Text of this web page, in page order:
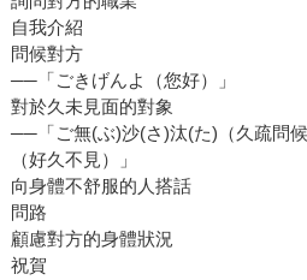
自我介紹
問候對方
──「ごきげんよ（您好）」
對於久未見面的對象
──「ご無(ぶ)沙(さ)汰(た)（久疏問
（好久不見）」
向身體不舒服的人搭話
問路
顧慮對方的身體狀況
祝賀